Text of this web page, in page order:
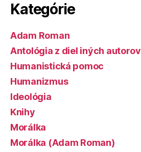
Kategórie
Adam Roman
Antológia z diel iných autorov
Humanistická pomoc
Humanizmus
Ideológia
Knihy
Morálka
Morálka (Adam Roman)